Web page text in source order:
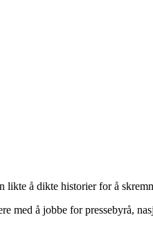
å dikte historier for å
med å jobbe for pressebyrå,